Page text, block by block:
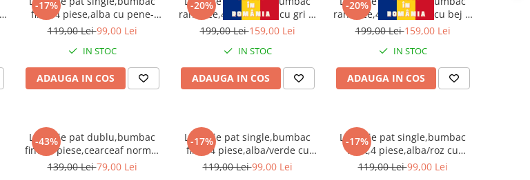
-17%
finet,4 piese,alba cu pene-
A598
119,00 Lei99,00 Lei
IN STOC
ADAUGA IN COS
-20%
ranforce,4 piese,alba cu gri si
inimioare,RNFN171-A719
199,00 Lei159,00 Lei
IN STOC
ADAUGA IN COS
-20%
ranforce,4 piese,alba cu bej si
flori,RNFN153-A733
199,00 Lei159,00 Lei
IN STOC
ADAUGA IN COS
-43%
Lenjerie pat dublu,bumbac
finet,6 piese,cearceaf normal
220x240cm, cearceaf pilota
139,00 Lei79,00 Lei
-17%
Lenjerie pat single,bumbac
finet,4 piese,alba/verde cu
desene-A747
119,00 Lei99,00 Lei
-17%
Lenjerie pat single,bumbac
finet,4 piese,alba/roz cu
inimioare si iepurasi-A750
119,00 Lei99,00 Lei